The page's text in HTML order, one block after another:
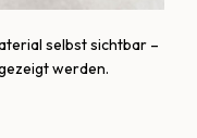
selbst sichtbar –
werden.